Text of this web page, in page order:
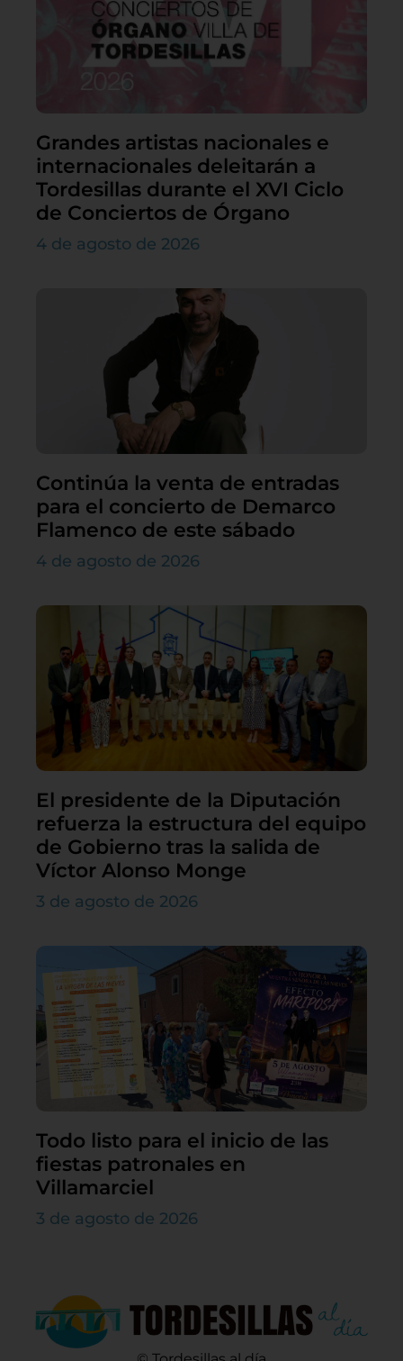
Grandes artistas nacionales e
internacionales deleitarán a
Tordesillas durante el XVI Ciclo
de Conciertos de Órgano
4 de agosto de 2026
Continúa la venta de entradas
para el concierto de Demarco
Flamenco de este sábado
4 de agosto de 2026
El presidente de la Diputación
refuerza la estructura del equipo
de Gobierno tras la salida de
Víctor Alonso Monge
3 de agosto de 2026
Todo listo para el inicio de las
fiestas patronales en
Villamarciel
3 de agosto de 2026